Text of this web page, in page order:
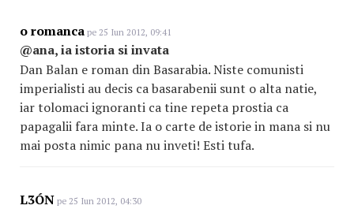
o romanca pe 25 Iun 2012, 09:41
@ana, ia istoria si invata
Dan Balan e roman din Basarabia. Niste comunisti
imperialisti au decis ca basarabenii sunt o alta natie,
iar tolomaci ignoranti ca tine repeta prostia ca
papagalii fara minte. Ia o carte de istorie in mana si nu
mai posta nimic pana nu inveti! Esti tufa.
L3ÓN pe 25 Iun 2012, 04:30